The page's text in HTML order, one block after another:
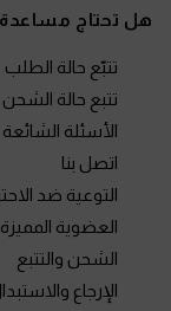
هل تحتاج
تتبّع حالة الطلب
تتبع حالة الشحن
الأسئلة الشائعة
اتصل بنا
التوعية ضد
العضوية المميزة
الشحن والتتبع
الإرجاع